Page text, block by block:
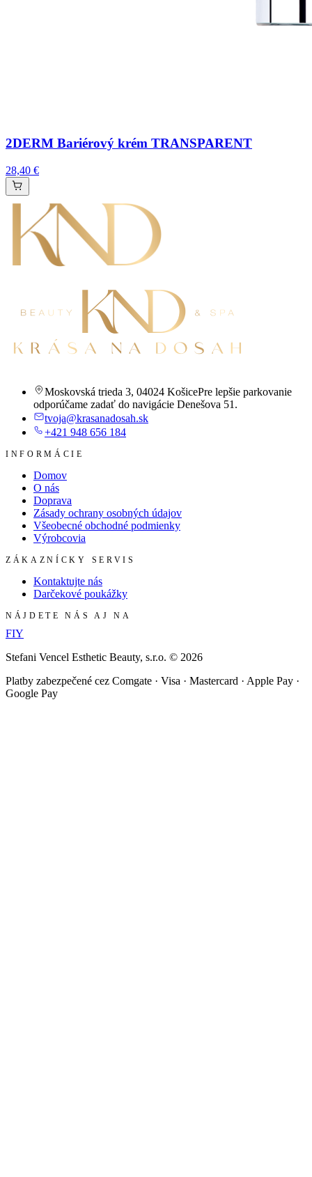
2DERM Bariérový krém TRANSPARENT
28,40 €
Moskovská trieda 3, 04024 KošicePre lepšie parkovanie
odporúčame zadať do navigácie Denešova 51.
tvoja@krasanadosah.sk
+421 948 656 184
INFORMÁCIE
Domov
O nás
Doprava
Zásady ochrany osobných údajov
Všeobecné obchodné podmienky
Výrobcovia
ZÁKAZNÍCKY SERVIS
Kontaktujte nás
Darčekové poukážky
NÁJDETE NÁS AJ NA
FIY
Stefani Vencel Esthetic Beauty, s.r.o. © 2026
Platby zabezpečené cez Comgate · Visa · Mastercard · Apple Pay ·
Google Pay